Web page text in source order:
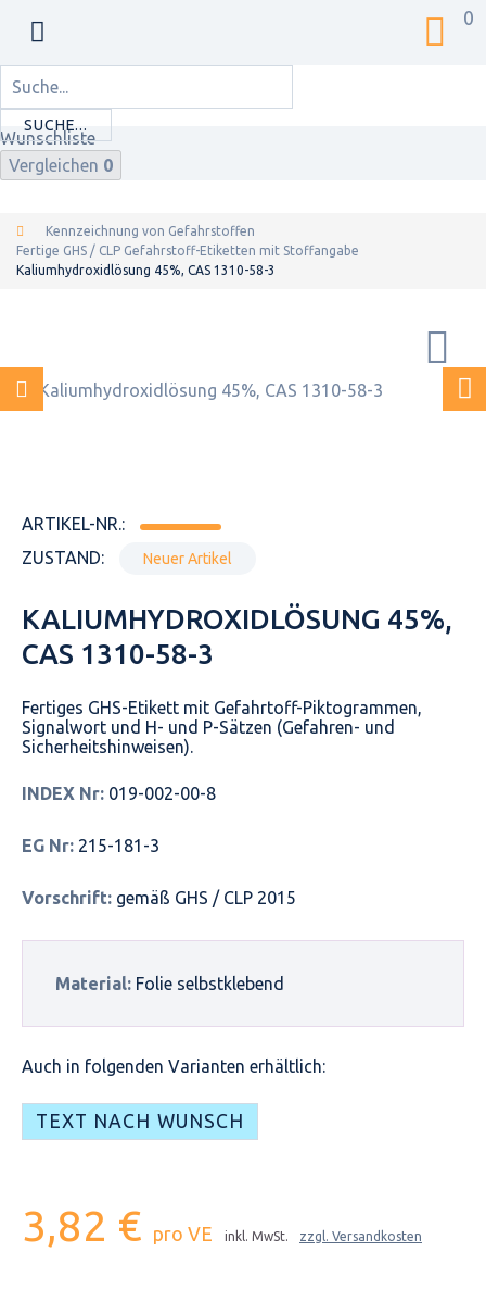
0
SUCHE...
Wunschliste
Vergleichen 0
Kennzeichnung von Gefahrstoffen
Fertige GHS / CLP Gefahrstoff-Etiketten mit Stoffangabe
Kaliumhydroxidlösung 45%, CAS 1310-58-3
ARTIKEL-NR.:
ZUSTAND:
Neuer Artikel
KALIUMHYDROXIDLÖSUNG 45%,
CAS 1310-58-3
Fertiges GHS-Etikett mit Gefahrtoff-Piktogrammen,
Signalwort und H- und P-Sätzen (Gefahren- und
Sicherheitshinweisen).
INDEX Nr: 019-002-00-8
EG Nr: 215-181-3
Vorschrift: gemäß GHS / CLP 2015
Material: Folie selbstklebend
Auch in folgenden Varianten erhältlich:
TEXT NACH WUNSCH
3,82 € pro VE inkl. MwSt. zzgl. Versandkosten